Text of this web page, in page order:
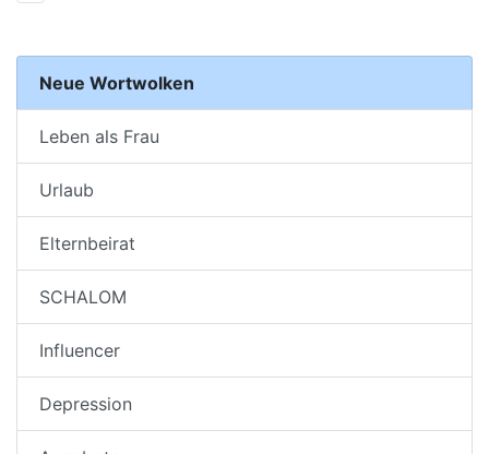
Neue Wortwolken
Leben als Frau
Urlaub
Elternbeirat
SCHALOM
Influencer
Depression